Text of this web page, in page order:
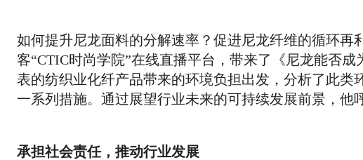
如何提升尼龙面料的分解速率？促进尼龙纤维的循环再
客“CTIC时尚学院”在线直播平台，带来了《尼龙能否
表的纺织业化纤产品带来的环境负担出发，分析了此
一系列措施。通过展望行业未来的可持续发展前景，他
承担社会责任，推动行业发展